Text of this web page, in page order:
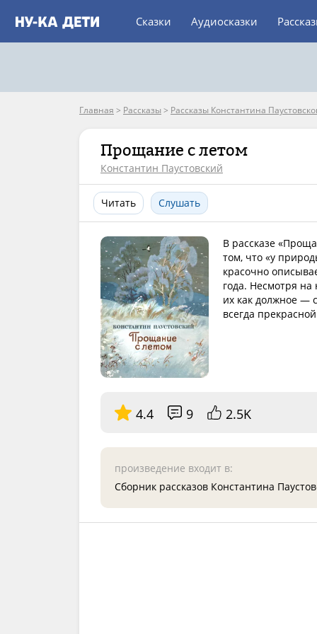
Сказки Аудиосказки
Главная > Рассказы > Рассказы Константина
Прощание с летом
Константин Паустовский
Читать Слушать
В рассказе
том, что «у
красочно
года. Несмотря на
их как должное —
всегда
4.4 9 2.5K
произведение входит в:
Сборник рассказов Константина